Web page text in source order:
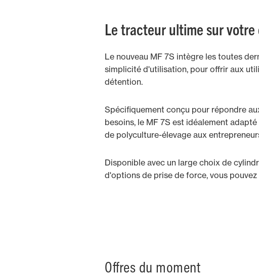
Le tracteur ultime sur
Le nouveau MF 7S intègre les toutes
simplicité d'utilisation, pour offrir aux
détention.
Spécifiquement conçu pour répondre
besoins, le MF 7S est idéalement
de polyculture-élevage aux
Disponible avec un large choix de
d'options de prise de force, vous
Offres du moment